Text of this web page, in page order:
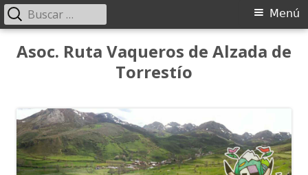
Asoc. Ruta Vaqueros de Alzada de
Torrestío
Menú
principal
Menú
Buscar: